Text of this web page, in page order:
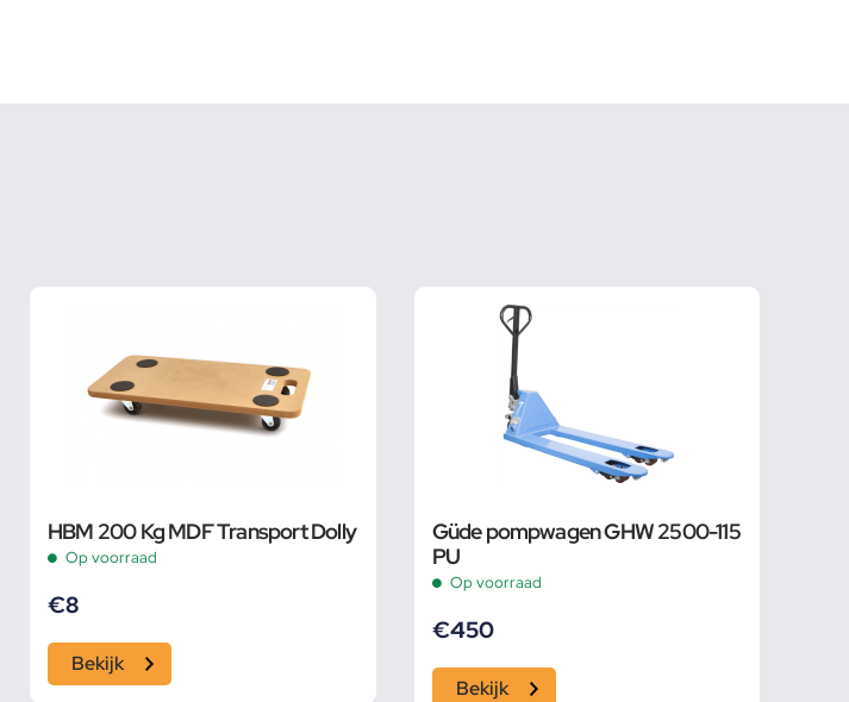
HBM 200 Kg MDF Transport Dolly
Op voorraad
€8
Bekijk
Güde pompwagen GHW 2500-115
PU
Op voorraad
€450
Bekijk